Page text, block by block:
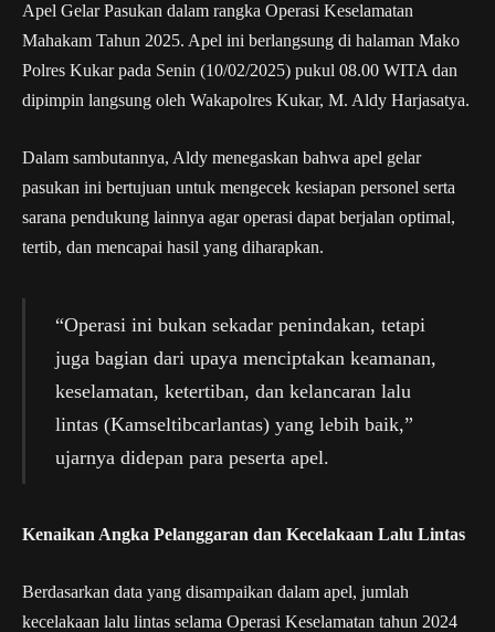
Apel Gelar Pasukan dalam rangka Operasi Keselamatan
Mahakam Tahun 2025. Apel ini berlangsung di halaman Mako
Polres Kukar pada Senin (10/02/2025) pukul 08.00 WITA dan
dipimpin langsung oleh Wakapolres Kukar, M. Aldy Harjasatya.
Dalam sambutannya, Aldy menegaskan bahwa apel gelar
pasukan ini bertujuan untuk mengecek kesiapan personel serta
sarana pendukung lainnya agar operasi dapat berjalan optimal,
tertib, dan mencapai hasil yang diharapkan.
“Operasi ini bukan sekadar penindakan, tetapi
juga bagian dari upaya menciptakan keamanan,
keselamatan, ketertiban, dan kelancaran lalu
lintas (Kamseltibcarlantas) yang lebih baik,”
ujarnya didepan para peserta apel.
Kenaikan Angka Pelanggaran dan Kecelakaan Lalu Lintas
Berdasarkan data yang disampaikan dalam apel, jumlah
kecelakaan lalu lintas selama Operasi Keselamatan tahun 2024